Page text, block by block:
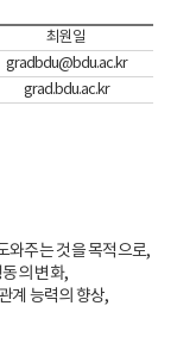
최원일
gradbdu@bdu.ac.kr
grad.bdu.ac.kr
와주는 것을 목적으로,
의 변화,
계 능력의 향상,